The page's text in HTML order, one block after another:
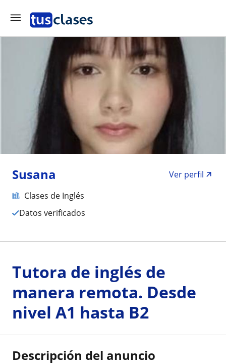
Susana
Ver perfil
Clases de Inglés
Datos verificados
Tutora de inglés de
manera remota. Desde
nivel A1 hasta B2
Descripción del anuncio